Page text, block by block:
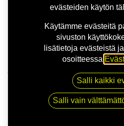
175/60R14 79H
175/60R14 79H
evästeiden käytön
Käytämme evästeitä
sivuston
lisätietoja evästeistä
osoitteessa
Salli kaikki
Salli vain